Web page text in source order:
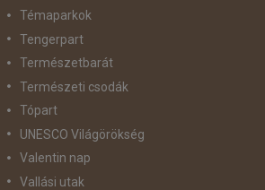
Témaparkok
Tengerpart
Természetbarát
Természeti csodák
Tópart
UNESCO Világörökség
Valentin nap
Vallási utak